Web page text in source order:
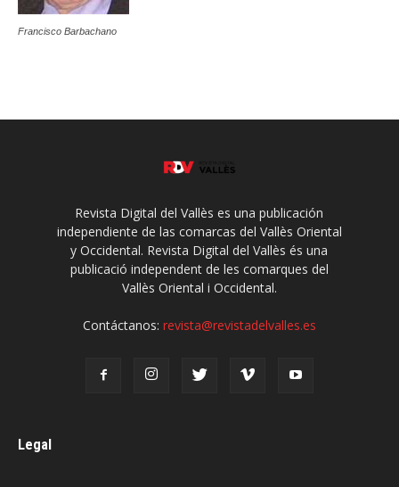
Francisco Barbachano
Revista Digital del Vallès es una publicación
independiente de las comarcas del Vallès Oriental
y Occidental. Revista Digital del Vallès és una
publicació independent de les comarques del
Vallès Oriental i Occidental.
Contáctanos: revista@revistadelvalles.es
Legal